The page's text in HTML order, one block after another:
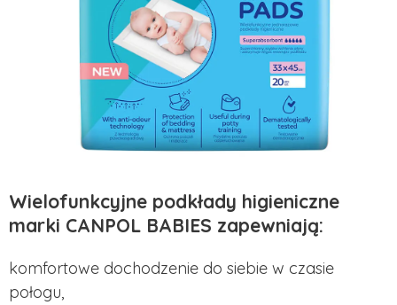
Wielofunkcyjne podkłady higieniczne
marki CANPOL BABIES zapewniają:
komfortowe dochodzenie do siebie w czasie
połogu,